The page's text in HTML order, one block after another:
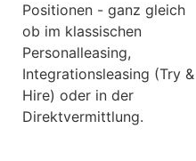
Positionen - ganz gleich
ob im klassischen
Personalleasing,
Integrationsleasing (Try &
Hire) oder in der
Direktvermittlung.